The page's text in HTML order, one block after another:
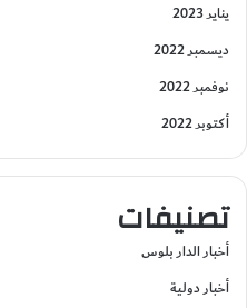
يناير 2023
ديسمبر 2022
نوفمبر 2022
أكتوبر 2022
تصنيفات
أخبار الدار بلوس
أخبار دولية